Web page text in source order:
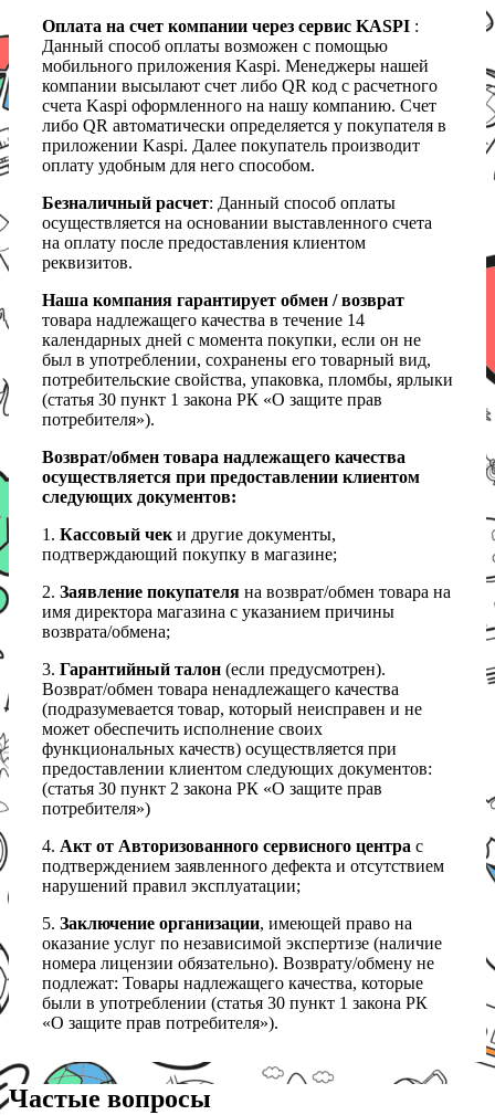
Оплата на счет компании через сервис KASPI :
Данный способ оплаты возможен с помощью
мобильного приложения Kaspi. Менеджеры нашей
компании высылают счет либо QR код с расчетного
счета Kaspi оформленного на нашу компанию. Счет
либо QR автоматически определяется у покупателя в
приложении Kaspi. Далее покупатель производит
оплату удобным для него способом.
Безналичный расчет: Данный способ оплаты
осуществляется на основании выставленного счета
на оплату после предоставления клиентом
реквизитов.
Наша компания гарантирует обмен / возврат
товара надлежащего качества в течение 14
календарных дней с момента покупки, если он не
был в употреблении, сохранены его товарный вид,
потребительские свойства, упаковка, пломбы, ярлыки
(статья 30 пункт 1 закона РК «О защите прав
потребителя»).
Возврат/обмен товара надлежащего качества
осуществляется при предоставлении клиентом
следующих документов:
1. Кассовый чеки другие документы,
подтверждающий покупку в магазине;
2. Заявление покупателя на возврат/обмен товара на
имя директора магазина с указанием причины
возврата/обмена;
3. Гарантийный талон (если предусмотрен).
Возврат/обмен товара ненадлежащего качества
(подразумевается товар, который неисправен и не
может обеспечить исполнение своих
функциональных качеств) осуществляется при
предоставлении клиентом следующих документов:
(статья 30 пункт 2 закона РК «О защите прав
потребителя»)
4. Акт от Авторизованного сервисного центра с
подтверждением заявленного дефекта и отсутствием
нарушений правил эксплуатации;
5. Заключение организации, имеющей право на
оказание услуг по независимой экспертизе (наличие
номера лицензии обязательно). Возврату/обмену не
подлежат: Товары надлежащего качества, которые
были в употреблении (статья 30 пункт 1 закона РК
«О защите прав потребителя»).
Частые вопросы